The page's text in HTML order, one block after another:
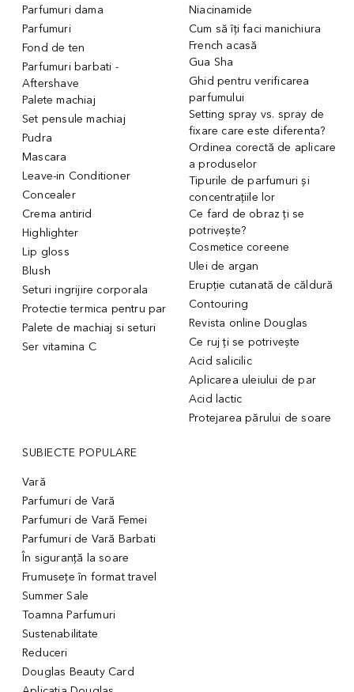
Parfumuri dama
Parfumuri
Fond de ten
Parfumuri barbati -
Aftershave
Palete machiaj
Set pensule machiaj
Pudra
Mascara
Leave-in Conditioner
Concealer
Crema antirid
Highlighter
Lip gloss
Blush
Seturi ingrijire corporala
Protectie termica pentru par
Palete de machiaj si seturi
Ser vitamina C
Niacinamide
Cum să îți faci manichiura
French acasă
Gua Sha
Ghid pentru verificarea
parfumului
Setting spray vs. spray de
fixare care este diferenta?
Ordinea corectă de aplicare
a produselor
Tipurile de parfumuri și
concentrațiile lor
Ce fard de obraz ți se
potrivește?
Cosmetice coreene
Ulei de argan
Erupție cutanată de căldură
Contouring
Revista online Douglas
Ce ruj ți se potrivește
Acid salicilic
Aplicarea uleiului de par
Acid lactic
Protejarea părului de soare
SUBIECTE POPULARE
Vară
Parfumuri de Vară
Parfumuri de Vară Femei
Parfumuri de Vară Barbati
În siguranță la soare
Frumusețe în format travel
Summer Sale
Toamna Parfumuri
Sustenabilitate
Reduceri
Douglas Beauty Card